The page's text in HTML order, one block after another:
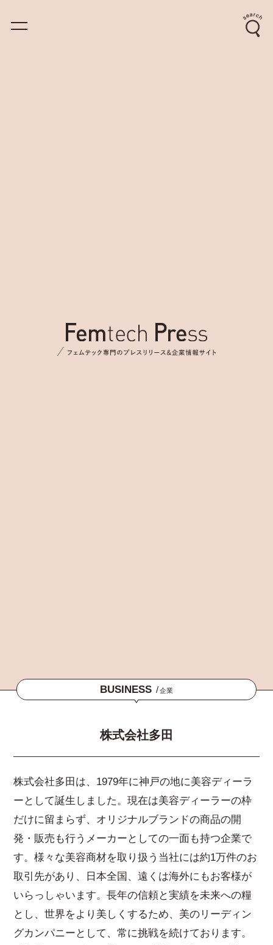
BUSINESS /企業
株式会社多田
株式会社多田は、1979年に神戸の地に美容ディーラ
ーとして誕生しました。現在は美容ディーラーの枠
だけに留まらず、オリジナルブランドの商品の開
発・販売も行うメーカーとしての一面も持つ企業で
す。様々な美容商材を取り扱う当社には約1万件のお
取引先があり、日本全国、遠くは海外にもお客様が
いらっしゃいます。長年の信頼と実績を未来への糧
とし、世界をより美しくするため、美のリーディン
グカンパニーとして、常に挑戦を続けております。